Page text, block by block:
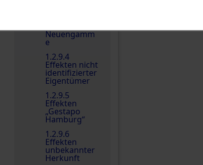
Neuengamm
e
1.2.9.4
Effekten nicht
identifizierter
Eigentümer
1.2.9.5
Effekten
„Gestapo
Hamburg“
1.2.9.6
Effekten
unbekannter
Herkunft